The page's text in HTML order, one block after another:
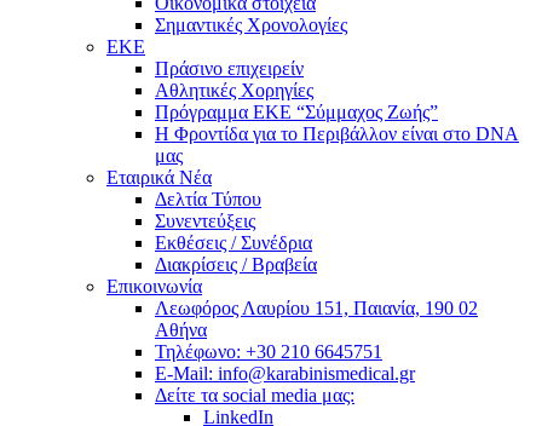
Σημαντικές Χρονολογίες
ΕΚΕ
Πράσινο επιχειρείν
Αθλητικές Χορηγίες
Πρόγραμμα ΕΚΕ “Σύμμαχος Ζωής”
Η Φροντίδα για το Περιβάλλον είναι στο DNA
μας
Εταιρικά Νέα
Δελτία Τύπου
Συνεντεύξεις
Εκθέσεις / Συνέδρια
Διακρίσεις / Βραβεία
Επικοινωνία
Λεωφόρος Λαυρίου 151, Παιανία, 190 02
Αθήνα
Τηλέφωνο: +30 210 6645751
E-Mail: info@karabinismedical.gr
Δείτε τα social media μας:
LinkedIn